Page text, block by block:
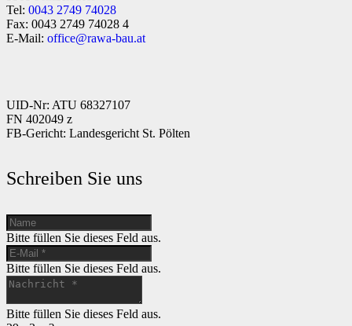
Tel: 0043 2749 74028
Fax: 0043 2749 74028 4
E-Mail: office@rawa-bau.at
UID-Nr: ATU 68327107
FN 402049 z
FB-Gericht: Landesgericht St. Pölten
Schreiben Sie uns
Bitte füllen Sie dieses Feld aus.
Bitte füllen Sie dieses Feld aus.
Bitte füllen Sie dieses Feld aus.